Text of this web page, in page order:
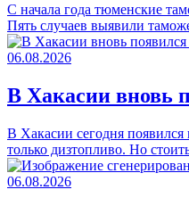
С начала года тюменские
Пять случаев выявили
06.08.2026
В Хакасии вновь
В Хакасии сегодня
только дизтопливо. Но
06.08.2026